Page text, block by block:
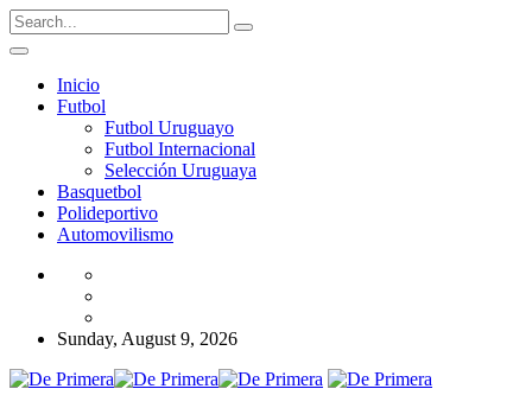
Inicio
Futbol
Futbol Uruguayo
Futbol Internacional
Selección Uruguaya
Basquetbol
Polideportivo
Automovilismo
Sunday, August 9, 2026